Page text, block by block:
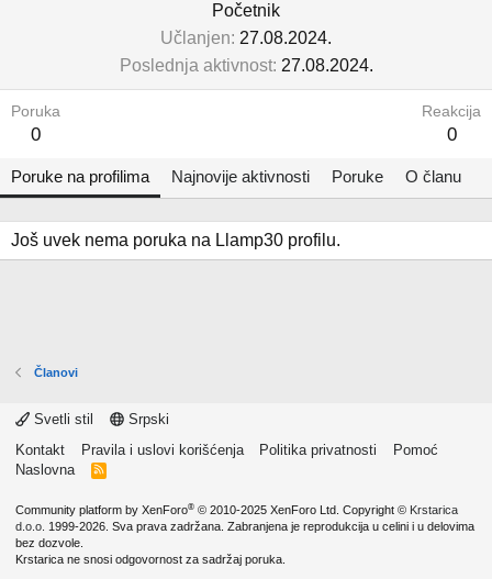
Početnik
Učlanjen 27.08.2024.
Poslednja aktivnost 27.08.2024.
Poruka
0
Reakcija
0
Poruke na profilima Najnovije aktivnosti Poruke O članu
Još uvek nema poruka na Llamp30 profilu.
Članovi
Svetli stil
Srpski
Kontakt
Pravila i uslovi korišćenja Politika privatnosti
Pomoć
Naslovna
R
Community platform by XenForo® © 2010-2025 XenForo Ltd. Copyright © Krstarica
d.o.o. 1999-2026. Sva prava zadržana. Zabranjena je reprodukcija u celini i u delovima
bez dozvole.
Krstarica ne snosi odgovornost za sadržaj poruka.